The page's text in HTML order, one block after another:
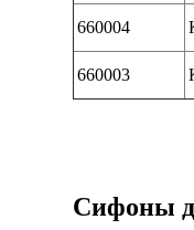
660004
660003
Сифоны